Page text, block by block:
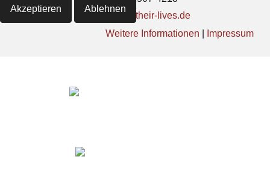
info@run-for-their-lives.de
Akzeptieren Ablehnen
Weitere Informationen Impressum